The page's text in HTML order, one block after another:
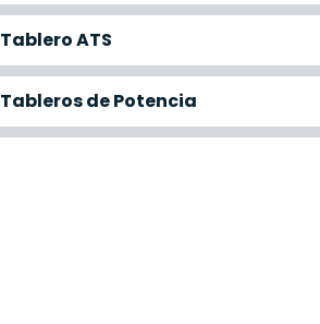
Tablero ATS
Tableros de Potencia